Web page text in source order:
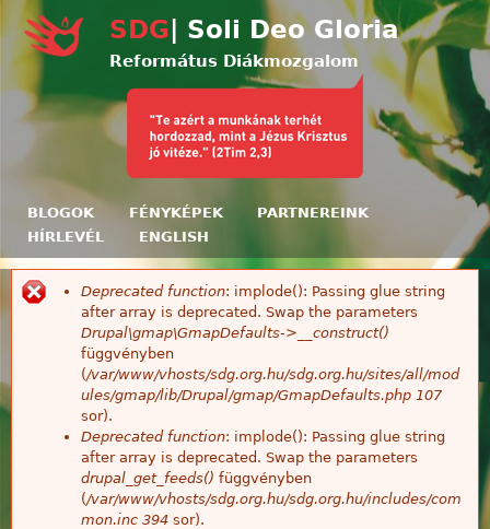
Ugrás a tartalomra
SDG | Soli Deo Gloria
Református Diákmozgalom
BLOGOK FÉNYKÉPEK
PARTNEREINK
HÍRLEVÉL
ENGLISH
Hibaüzenet
Deprecated function: implode(): Passing glue string
after array is deprecated. Swap the parameters
Drupal\gmap\GmapDefaults->__construct()
függvényben
(/var/www/vhosts/sdg.org.hu/sdg.org.hu/sites/all/mod
ules/gmap/lib/Drupal/gmap/GmapDefaults.php 107
sor).
Deprecated function: implode(): Passing glue string
after array is deprecated. Swap the parameters
drupal_get_feeds() függvényben
(/var/www/vhosts/sdg.org.hu/sdg.org.hu/includes/com
mon.inc 394 sor).